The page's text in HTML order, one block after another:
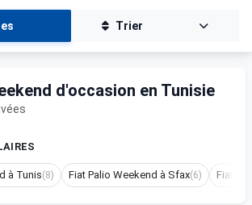
Trier
d'occasion en Tunisie
à Tunis(8) Fiat Palio Weekend à Sfax(6) Fiat